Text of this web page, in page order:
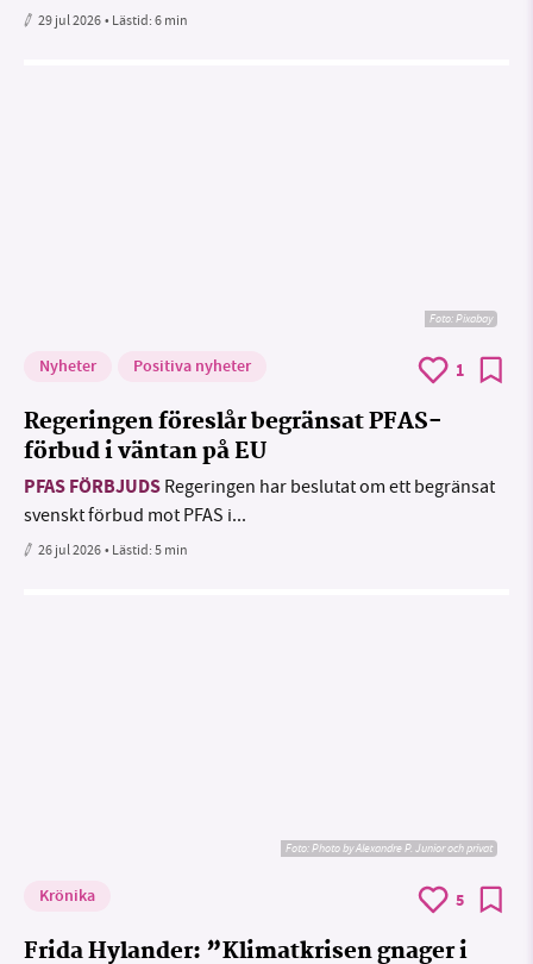
29 jul 2026• Lästid:6 min
Foto:Pixabay
Nyheter Positiva nyheter 1
Regeringen föreslår begränsat PFAS-
förbud i väntan på EU
PFAS FÖRBJUDS Regeringen har beslutat om ett begränsat
svenskt förbud mot PFAS i...
26 jul 2026• Lästid:5 min
Foto:Photo by Alexandre P. Junior och privat
Krönika 5
Frida Hylander: ”Klimatkrisen gnager i